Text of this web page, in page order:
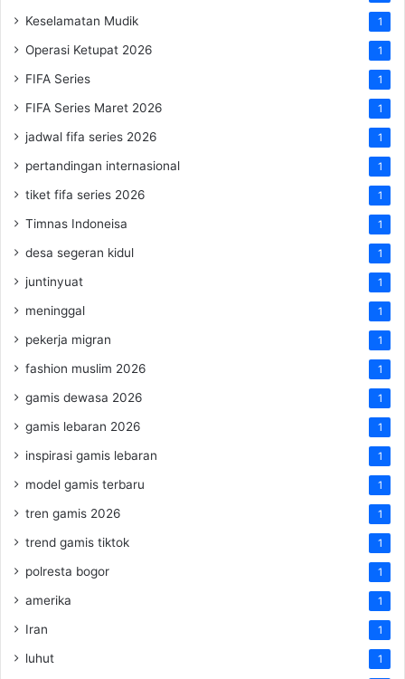
Keselamatan Mudik 1
Operasi Ketupat 2026 1
FIFA Series 1
FIFA Series Maret 2026 1
jadwal fifa series 2026 1
pertandingan internasional 1
tiket fifa series 2026 1
Timnas Indoneisa 1
desa segeran kidul 1
juntinyuat 1
meninggal 1
pekerja migran 1
fashion muslim 2026 1
gamis dewasa 2026 1
gamis lebaran 2026 1
inspirasi gamis lebaran 1
model gamis terbaru 1
tren gamis 2026 1
trend gamis tiktok 1
polresta bogor 1
amerika 1
Iran 1
luhut 1